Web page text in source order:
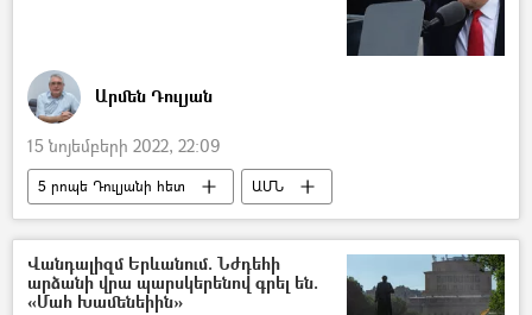
Արմեն Դուլյան
15 նոյեմբերի 2022, 22:09
5 րոպե Դուլյանի հետ
ԱՄՆ
Ջո Բայդեն
Դոնալդ Թրամփ
Վանդալիզմ Երևանում. Նժդեհի
արձանի վրա պարսկերենով գրել են.
«Մահ Խամենեիին»